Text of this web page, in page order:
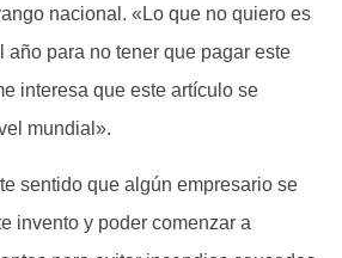
nacional. «Lo que no quiero es
año para no tener que pagar este
interesa que este artículo se
mundial».
sentido que algún empresario se
invento y poder comenzar a